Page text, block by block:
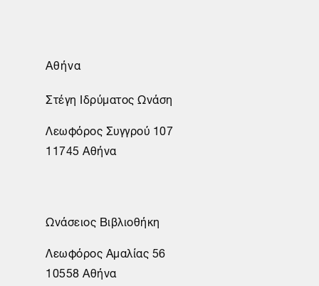
Αθήνα
Στέγη Ιδρύματος Ωνάση
Λεωφόρος Συγγρού 107
11745 Αθήνα
Ωνάσειος Βιβλιοθήκη
Λεωφόρος Αμαλίας 56
10558 Αθήνα